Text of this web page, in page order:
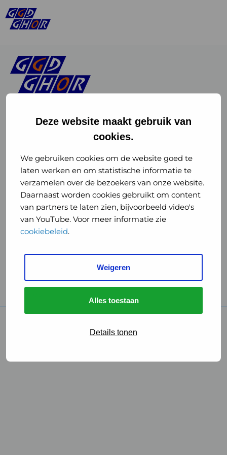
Deze website maakt gebruik van
cookies.
We gebruiken cookies om de website goed te
laten werken en om statistische informatie te
verzamelen over de bezoekers van onze website.
Daarnaast worden cookies gebruikt om content
van partners te laten zien, bijvoorbeeld video's
van YouTube. Voor meer informatie zie
cookiebeleid.
Weigeren
Alles toestaan
Details tonen
of
GGD
GHOR
Nederland
Instagram
of
GGD
GHOR
Nederland
GGD Reizen op social media
GGD Reizen
GGD Reisvaccinaties